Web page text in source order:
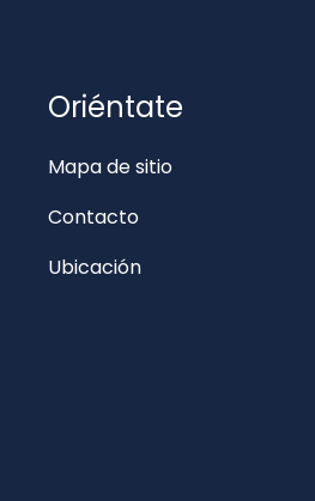
Oriéntate
Mapa de sitio
Contacto
Ubicación